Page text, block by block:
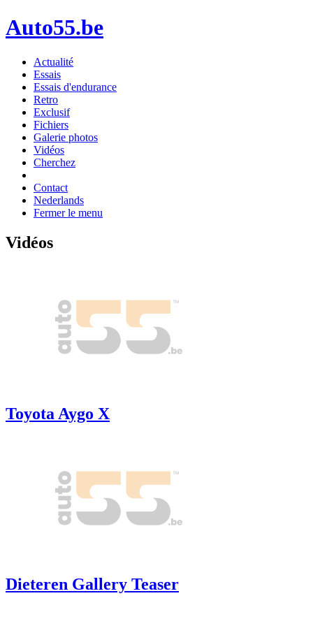
Auto55.be
Actualité
Essais
Essais d'endurance
Retro
Exclusif
Fichiers
Galerie photos
Vidéos
Cherchez
Contact
Nederlands
Fermer le menu
Vidéos
Toyota Aygo X
Dieteren Gallery Teaser